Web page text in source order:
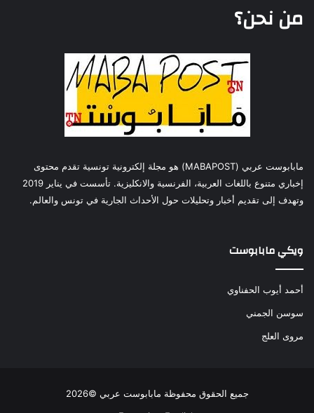
من نحن؟
مابابوست عربي (MABAPOST) هو مجلة إلكترونية تونسية تقدم محتوى
إخباري متنوع باللغات العربية، الفرنسية والانكليزية. تأسست في يناير 2019
وتهدف إلى تقديم أخبار وتحليلات حول الأحداث الجارية في تونس والعالم.
ويكي مابابوست
أحمد أيوب الحفناوي
سوسن الجمني
مروى العلج
جميع الحقوق محفوظة مابابوست عربي ©2026